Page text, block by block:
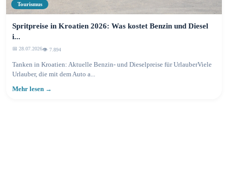
Tourismus
Spritpreise in Kroatien 2026: Was kostet Benzin und Diesel
i...
📅 28.07.2026👁️ 7.894
Tanken in Kroatien: Aktuelle Benzin- und Dieselpreise für UrlauberViele
Urlauber, die mit dem Auto a...
Mehr lesen →